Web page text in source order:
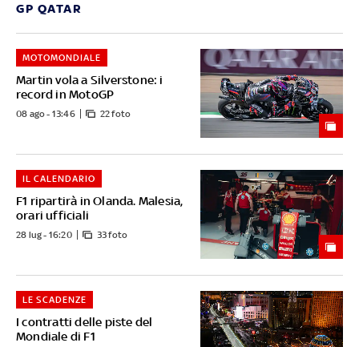
GP QATAR
Martin vola a Silverstone: i
record in MotoGP
MOTOMONDIALE
08 ago - 13:46 22 foto
F1 ripartirà in Olanda. Malesia,
orari ufficiali
IL CALENDARIO
28 lug - 16:20 33 foto
I contratti delle piste del
Mondiale di F1
LE SCADENZE